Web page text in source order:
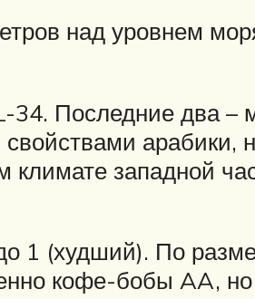
над уровнем
34. Последние два –
арабики,
западной
1 (худший). По
кофе-бобы AA,